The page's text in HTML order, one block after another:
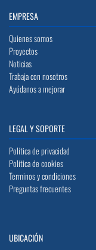
EMPRESA
Quienes somos
Proyectos
Noticias
Trabaja con nosotros
Ayúdanos a mejorar
LEGAL Y SOPORTE
Política de privacidad
Política de cookies
Terminos y condiciones
Preguntas frecuentes
UBICACIÓN